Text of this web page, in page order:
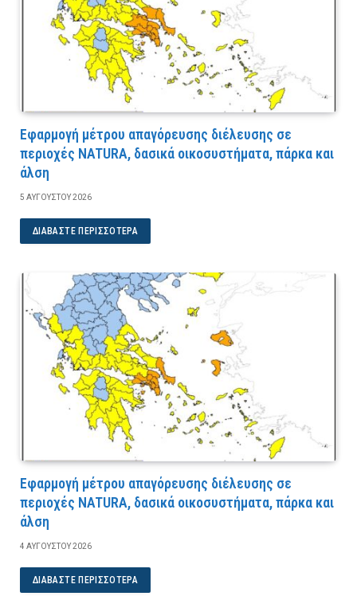
Εφαρμογή μέτρου απαγόρευσης διέλευσης σε
περιοχές NATURA, δασικά οικοσυστήματα, πάρκα και
άλση
5 ΑΥΓΟΎΣΤΟΥ 2026
ΔΙΑΒΆΣΤΕ ΠΕΡΙΣΣΌΤΕΡΑ
Εφαρμογή μέτρου απαγόρευσης διέλευσης σε
περιοχές NATURA, δασικά οικοσυστήματα, πάρκα και
άλση
4 ΑΥΓΟΎΣΤΟΥ 2026
ΔΙΑΒΆΣΤΕ ΠΕΡΙΣΣΌΤΕΡΑ